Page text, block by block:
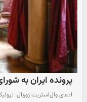
پرونده ایران به
ادعای وال‌استریت ژورنال: